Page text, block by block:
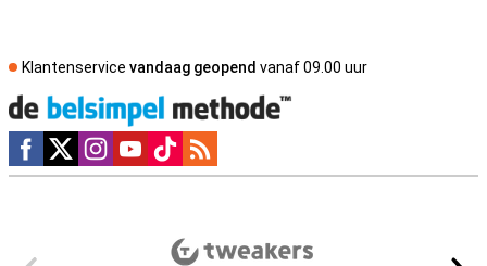
Klantenservice vandaag geopend vanaf 09.00 uur
Social media